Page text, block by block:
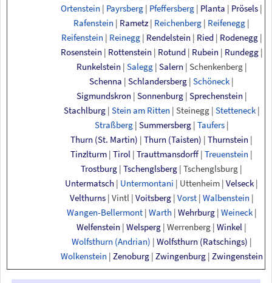
Ortenstein | Payrsberg | Pfeffersberg | Planta | Prösels |
Rafenstein | Rametz | Reichenberg | Reifenegg |
Reifenstein | Reinegg | Rendelstein | Ried | Rodenegg |
Rosenstein | Rottenstein | Rotund | Rubein | Rundegg |
Runkelstein | Salegg | Salern | Schenkenberg |
Schenna | Schlandersberg | Schöneck |
Sigmundskron | Sonnenburg | Sprechenstein |
Stachlburg | Stein am Ritten | Steinegg | Stetteneck |
Straßberg | Summersberg | Taufers |
Thurn (St. Martin) | Thurn (Taisten) | Thurnstein |
Tinzlturm | Tirol | Trauttmansdorff | Treuenstein |
Trostburg | Tschenglsberg | Tschenglsburg |
Untermatsch | Untermontani | Uttenheim | Velseck |
Velthurns | Vintl | Voitsberg | Vorst | Walbenstein |
Wangen-Bellermont | Warth | Wehrburg | Weineck |
Welfenstein | Welsperg | Werrenberg | Winkel |
Wolfsthurn (Andrian) | Wolfsthurn (Ratschings) |
Wolkenstein | Zenoburg | Zwingenburg | Zwingenstein